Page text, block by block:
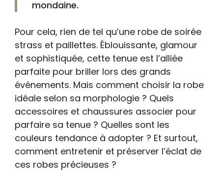
mondaine.
Pour cela, rien de tel qu’une robe de soirée
strass et paillettes. Éblouissante, glamour
et sophistiquée, cette tenue est l’alliée
parfaite pour briller lors des grands
événements. Mais comment choisir la robe
idéale selon sa morphologie ? Quels
accessoires et chaussures associer pour
parfaire sa tenue ? Quelles sont les
couleurs tendance à adopter ? Et surtout,
comment entretenir et préserver l’éclat de
ces robes précieuses ?